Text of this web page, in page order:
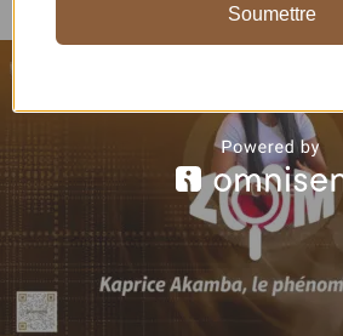
Soumettre